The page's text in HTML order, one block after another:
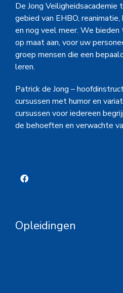
De Jong
gebied van EHBO,
en nog veel meer. We bieden
op maat aan, voor uw
groep mensen die een
leren.
Patrick de Jong –
cursussen met humor en
cursussen voor iedereen
de behoeften en verwachte
Opleidingen